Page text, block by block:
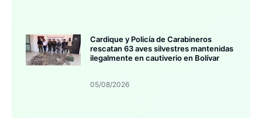
Cardique y Policía de Carabineros
rescatan 63 aves silvestres mantenidas
ilegalmente en cautiverio en Bolívar
05/08/2026